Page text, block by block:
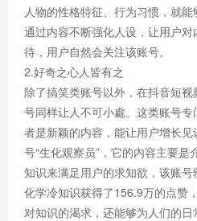
人物的性格特征、行为习惯，就
通过内容不断强化人设，让用户
待，用户自然会关注该账号。
2.好奇之心人皆有之
除了搞笑类账号以外，在抖音短
号同样让人不可小處。这类账号
者是新颖的内容，能让用户增长
号“生化观察员”，它的内容主要
知识来满足用户的求知欲，该账
化学冷知识获得了156.9万的点赞
对知识的渴求，还能够为人们的